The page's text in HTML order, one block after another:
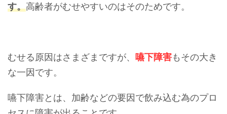
す。高齢者がむせやすいのはそのためです。
むせる原因はさまざまですが、 嚥下障害もその大き
な一因です。
嚥下障害とは、加齢などの要因で飲み込む為のプロ